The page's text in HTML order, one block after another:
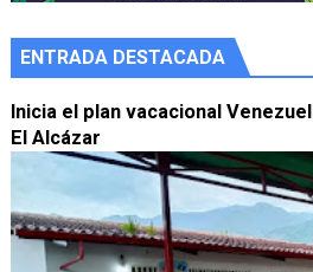
ENTRADA DESTACADA
Inicia el plan vacacional
El Alcázar